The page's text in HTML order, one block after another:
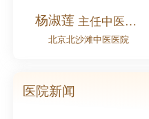
杨淑莲 主任中医师 教授
北京北沙滩中医医院
医院新闻